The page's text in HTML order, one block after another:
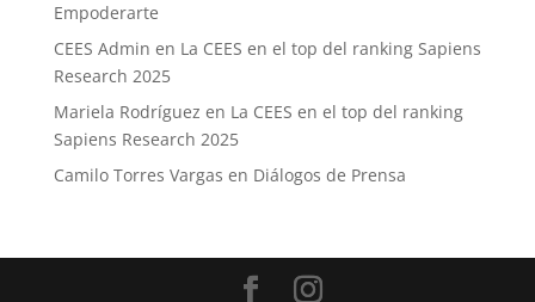
Empoderarte
CEES Admin en La CEES en el top del ranking Sapiens
Research 2025
Mariela Rodríguez en La CEES en el top del ranking
Sapiens Research 2025
Camilo Torres Vargas en Diálogos de Prensa